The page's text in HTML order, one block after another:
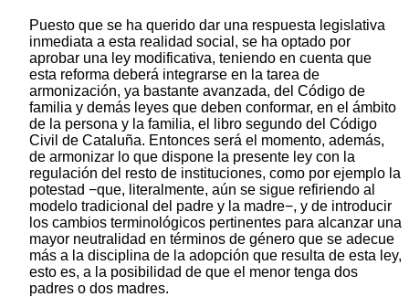
Puesto que se ha querido dar una respuesta legislativa
inmediata a esta realidad social, se ha optado por
aprobar una ley modificativa, teniendo en cuenta que
esta reforma deberá integrarse en la tarea de
armonización, ya bastante avanzada, del Código de
familia y demás leyes que deben conformar, en el ámbito
de la persona y la familia, el libro segundo del Código
Civil de Cataluña. Entonces será el momento, además,
de armonizar lo que dispone la presente ley con la
regulación del resto de instituciones, como por ejemplo la
potestad −que, literalmente, aún se sigue refiriendo al
modelo tradicional del padre y la madre−, y de introducir
los cambios terminológicos pertinentes para alcanzar una
mayor neutralidad en términos de género que se adecue
más a la disciplina de la adopción que resulta de esta ley,
esto es, a la posibilidad de que el menor tenga dos
padres o dos madres.